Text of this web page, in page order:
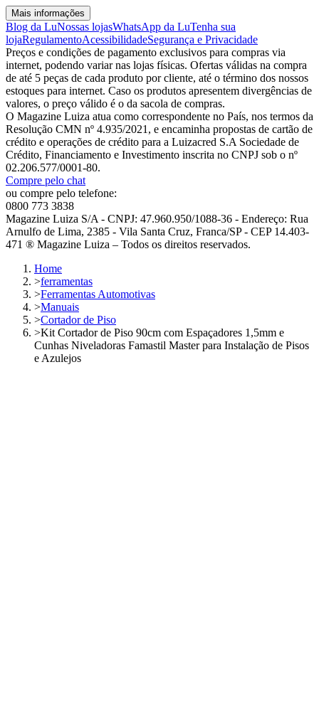
Mais informações
Blog da LuNossas lojasWhatsApp da LuTenha sua
lojaRegulamentoAcessibilidadeSegurança e Privacidade
Preços e condições de pagamento exclusivos para compras via
internet, podendo variar nas lojas físicas. Ofertas válidas na compra
de até 5 peças de cada produto por cliente, até o término dos nossos
estoques para internet. Caso os produtos apresentem divergências de
valores, o preço válido é o da sacola de compras.
O Magazine Luiza atua como correspondente no País, nos termos da
Resolução CMN nº 4.935/2021, e encaminha propostas de cartão de
crédito e operações de crédito para a Luizacred S.A Sociedade de
Crédito, Financiamento e Investimento inscrita no CNPJ sob o nº
02.206.577/0001-80.
Compre pelo chat
ou compre pelo telefone:
0800 773 3838
Magazine Luiza S/A - CNPJ: 47.960.950/1088-36 - Endereço: Rua
Arnulfo de Lima, 2385 - Vila Santa Cruz, Franca/SP - CEP 14.403-
471 ® Magazine Luiza – Todos os direitos reservados.
Home
>ferramentas
>Ferramentas Automotivas
>Manuais
>Cortador de Piso
>Kit Cortador de Piso 90cm com Espaçadores 1,5mm e
Cunhas Niveladoras Famastil Master para Instalação de Pisos
e Azulejos